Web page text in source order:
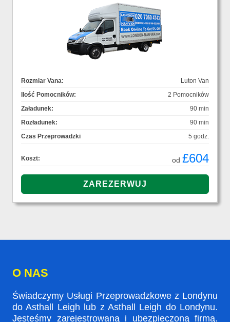
Rozmiar Vana:
Luton Van
Ilość Pomocników:
2 Pomocników
Załadunek:
90 min
Rozładunek:
90 min
Czas Przeprowadzki
5 godz.
Koszt: od £604
O NAS
Świadczymy Usługi Przeprowadzkowe z Londynu
do Asthall Leigh lub z Asthall Leigh do Londynu.
Jesteśmy zarejestrowaną i ubezpieczoną firmą.